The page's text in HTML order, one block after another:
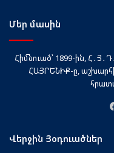
Մեր մասին
Հիմնուած՝ 1899-ին,
ՀԱՅՐԵՆԻՔ-ը, աշխարհի
Վերջին Յօդուածներ